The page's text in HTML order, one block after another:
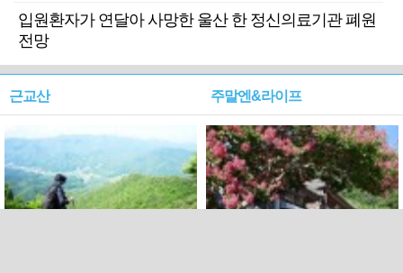
입원환자가 연달아 사망한 울산 한 정신의료기관 폐원
전망
근교산 주말엔&라이프